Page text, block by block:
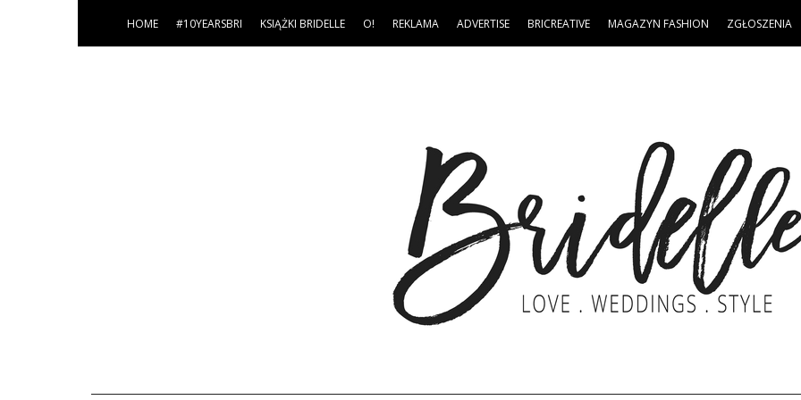
HOME #10YEARSBRI KSIĄŻKI BRIDELLE O! REKLAMA ADVERTISE BRICREATIVE MAGAZYN FASHION ZGŁOSZENIA